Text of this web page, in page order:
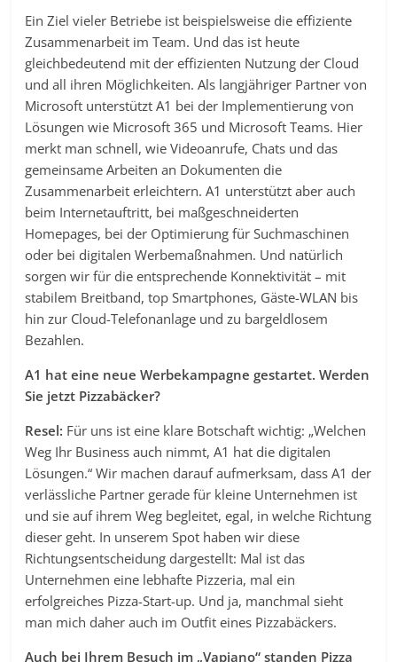
Ein Ziel vieler Betriebe ist beispielsweise die effiziente
Zusammenarbeit im Team. Und das ist heute
gleichbedeutend mit der effizienten Nutzung der Cloud
und all ihren Möglichkeiten. Als langjähriger Partner von
Microsoft unterstützt A1 bei der Implementierung von
Lösungen wie Microsoft 365 und Microsoft Teams. Hier
merkt man schnell, wie Videoanrufe, Chats und das
gemeinsame Arbeiten an Dokumenten die
Zusammenarbeit erleichtern. A1 unterstützt aber auch
beim Internetauftritt, bei maßgeschneiderten
Homepages, bei der Optimierung für Suchmaschinen
oder bei digitalen Werbemaßnahmen. Und natürlich
sorgen wir für die entsprechende Konnektivität – mit
stabilem Breitband, top Smartphones, Gäste-WLAN bis
hin zur Cloud-Telefonanlage und zu bargeldlosem
Bezahlen.
A1 hat eine neue Werbekampagne gestartet. Werden
Sie jetzt Pizzabäcker?
Resel: Für uns ist eine klare Botschaft wichtig: „Welchen
Weg Ihr Business auch nimmt, A1 hat die digitalen
Lösungen.“ Wir machen darauf aufmerksam, dass A1 der
verlässliche Partner gerade für kleine Unternehmen ist
und sie auf ihrem Weg begleitet, egal, in welche Richtung
dieser geht. In unserem Spot haben wir diese
Richtungsentscheidung dargestellt: Mal ist das
Unternehmen eine lebhafte Pizzeria, mal ein
erfolgreiches Pizza-Start-up. Und ja, manchmal sieht
man mich daher auch im Outfit eines Pizzabäckers.
Auch bei Ihrem Besuch im „Vapiano“ standen Pizza